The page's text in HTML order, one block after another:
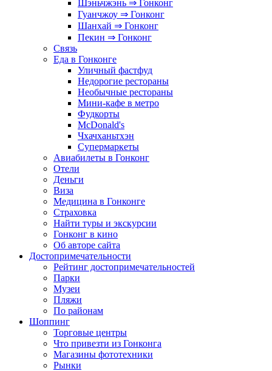
Шэньчжэнь ⇒ Гонконг
Гуанчжоу ⇒ Гонконг
Шанхай ⇒ Гонконг
Пекин ⇒ Гонконг
Связь
Еда в Гонконге
Уличный фастфуд
Недорогие рестораны
Необычные рестораны
Мини-кафе в метро
Фудкорты
McDonald's
Чхачханьтхэн
Супермаркеты
Авиабилеты в Гонконг
Отели
Деньги
Виза
Медицина в Гонконге
Страховка
Найти туры и экскурсии
Гонконг в кино
Об авторе сайта
Достопримечательности
Рейтинг достопримечательностей
Парки
Музеи
Пляжи
По районам
Шоппинг
Торговые центры
Что привезти из Гонконга
Магазины фототехники
Рынки